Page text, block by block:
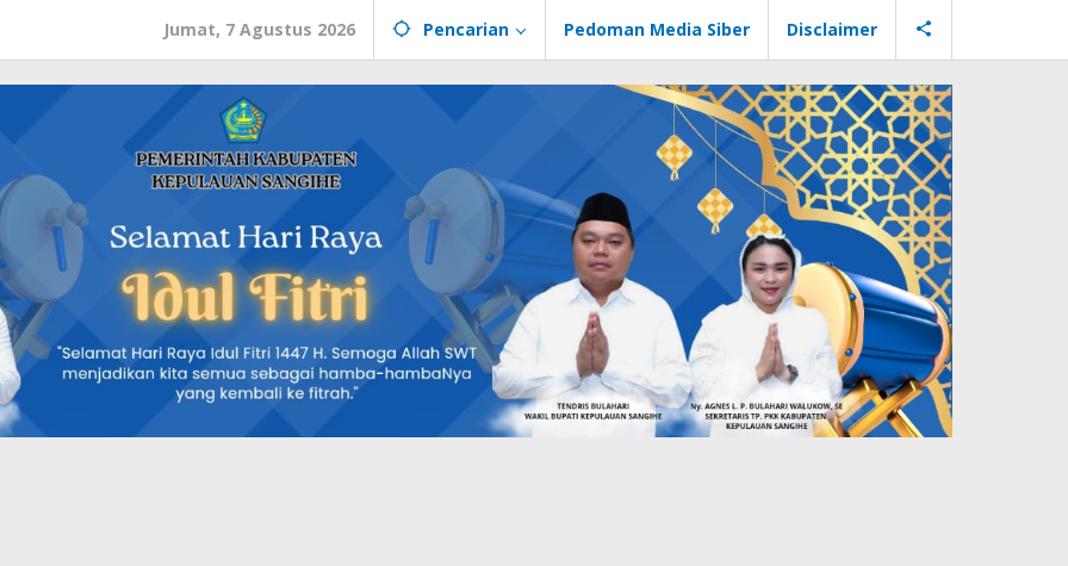
Jumat, 7 Agustus 2026 Pencarian Pedoman Media Siber Disclaimer